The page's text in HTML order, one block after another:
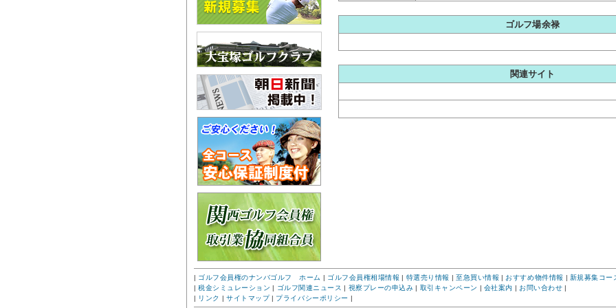
ゴルフ場余禄
関連サイト
| ゴルフ会員権のナンバゴルフ ホーム | ゴルフ会員権相場情報 | 特選売り情報 |至急買い情報 | おすすめ物件情報 | 新規募集コー
|税金シミュレーション | ゴルフ関連ニュース | 視察プレーの申込み | 取引キャンペーン | 会社案内 | お問い合わせ |
| リンク |サイトマップ| プライバシーポリシー |